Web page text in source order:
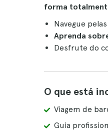
forma
Navegue
Aprenda
Desfrute do
O que está
Viagem de
Guia